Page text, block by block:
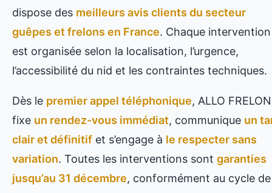
dispose des meilleurs avis clients du secteur
guêpes et frelons en France. Chaque intervention
est organisée selon la localisation, l’urgence,
l’accessibilité du nid et les contraintes techniques.
Dès le premier appel téléphonique, ALLO
fixe un rendez-vous immédiat, communique un
clair et définitif et s’engage à le respecter sans
variation. Toutes les interventions sont garanties
jusqu’au 31 décembre, conformément au cycle de